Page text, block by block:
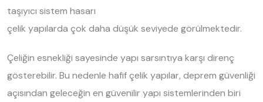
taşıyıcı sistem hasarı
çelik yapılarda çok daha düşük seviyede görülmektedir.
Çeliğin esnekliği sayesinde yapı sarsıntıya karşı direnç
gösterebilir. Bu nedenle hafif çelik yapılar, deprem güvenliği
açısından geleceğin en güvenilir yapı sistemlerinden biri